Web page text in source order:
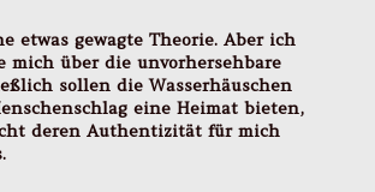
etwas gewagte Theorie. Aber ich
mich über die unvorhersehbare
sollen die Wasserhäuschen
eine Heimat bieten,
deren Authentizität für mich